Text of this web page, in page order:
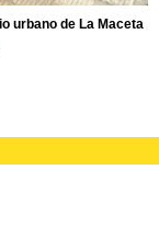
urbano de La Maceta